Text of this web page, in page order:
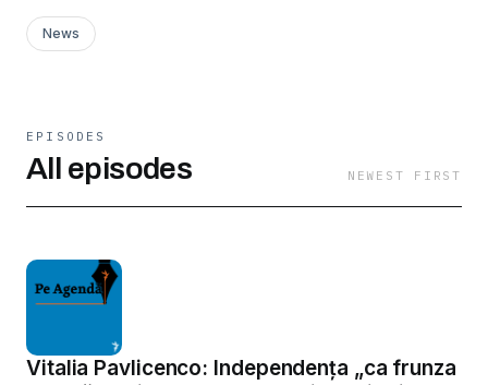
News
EPISODES
All episodes NEWEST FIRST
Vitalia Pavlicenco: Independența „ca frunza